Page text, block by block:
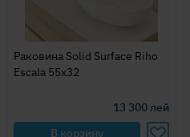
Раковина Solid Surface Riho
Escala 55x32
13 300лей
В корзину